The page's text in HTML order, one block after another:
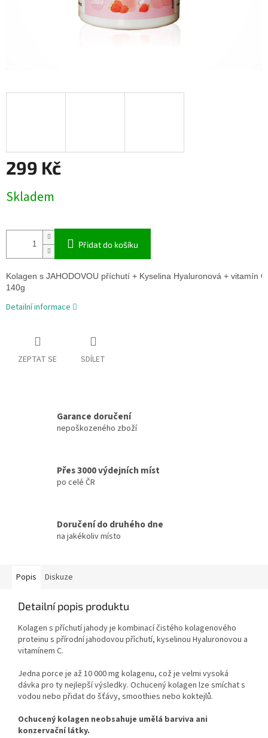
299 Kč
cena:
Skladem
Přidat do košíku
Kolagen s JAHODOVOU příchutí + Kyselina Hyaluronová + vitamín
140g
Detailní informace
ZEPTAT SE SDÍLET
Garance doručení
nepoškozeného zboží
Přes 3000 výdejních míst
po celé ČR
Doručení do druhého dne
na jakékoliv místo
Popis Diskuze
Detailní popis produktu
Kolagen s příchutí jahody je kombinací čistého kolagenového
proteinu s přírodní jahodovou příchutí, kyselinou Hyaluronovou a
vitamínem C.
Jedna porce je až 10 000 mg kolagenu, což je velmi vysoká
dávka pro ty nejlepší výsledky. Ochucený kolagen lze smíchat s
vodou nebo přidat do šťávy, smoothies nebo koktejlů.
Ochucený kolagen neobsahuje umělá barviva ani
konzervační látky.